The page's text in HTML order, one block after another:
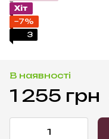
Хіт
−7%
3
В наявності
1 255 грн